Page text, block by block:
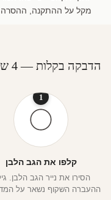
מקל על ההתקנה, ההסרה
הדבקה בקלות — 4 שלבים
1
קלפו את הגב הלבן
הסירו את נייר הגב הלבן.
ההעברה השקוף נשאר על